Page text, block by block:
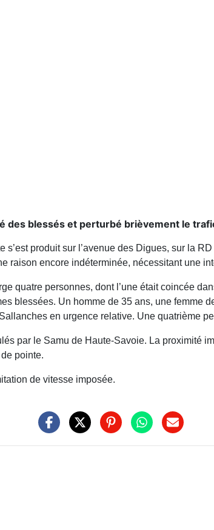
des blessés et perturbé brièvement le
produit sur l’avenue des Digues, sur la
raison encore indéterminée, nécessitant une
quatre personnes, dont l’une était coincée
blessées. Un homme de 35 ans, une femme
en urgence relative. Une quatrième
par le Samu de Haute-Savoie. La proximité
pointe.
de vitesse imposée.